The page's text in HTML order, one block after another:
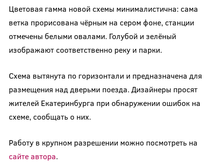
Цветовая гамма новой схемы минималистична: сама
ветка прорисована чёрным на сером фоне, станции
отмечены белыми овалами. Голубой и зелёный
изображают соответственно реку и парки.
Схема вытянута по горизонтали и предназначена для
размещения над дверьми поезда. Дизайнеры просят
жителей Екатеринбурга при обнаружении ошибок на
схеме, сообщать о них.
Работу в крупном разрешении можно посмотреть на
сайте автора.